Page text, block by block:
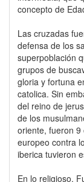
concepto de
Las cruzadas
defensa de los
superpoblación
grupos de
gloria y fortuna
catolica. Sin
del reino de jerusalen finalmente en 1291
de los
oriente, fueron
europeo contra
En lo religioso,